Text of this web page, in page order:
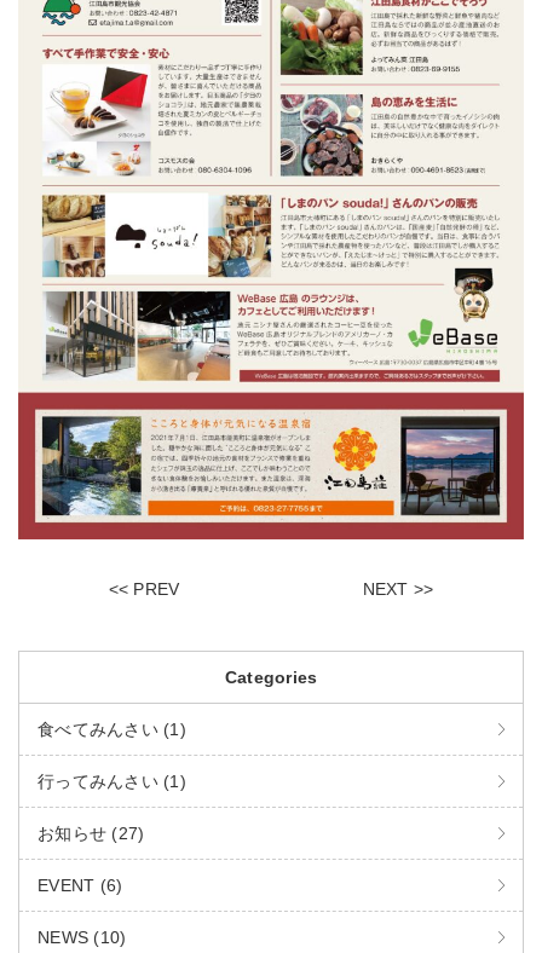
<< PREV NEXT >>
Categories
食べてみんさい (1)
行ってみんさい (1)
お知らせ (27)
EVENT (6)
NEWS (10)